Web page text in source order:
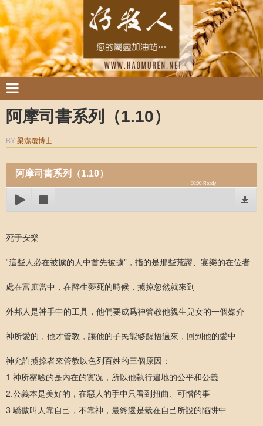
阿摩司書系列（1.10）
BY 梁潔瓊博士
阿摩司書系列（1.10）
00:00 Ready
死于安樂
“這些人必在被擄的人中首先被擄”，指的是那些荒謬、宴樂的在位者
處在富庶當中，在醉生夢死的時候，擄掠忽然就來到
外邦人是神手中的工具，他們要成爲神管教他親生兒女的一個媒介
神所愛的，他才管教，讓他的子民能够醒悟過來，回到他的愛中
神允許擄掠者來管教以色列百姓的三個原因：
1.神所察驗的是內在的實况，所以他執行遍地的公平和公義
2.公義本是美好的，在惡人的手中只看到扭曲、可憎的事
3.驕傲叫人靠自己，不靠神，最終還是栽在自己所設的陷阱中